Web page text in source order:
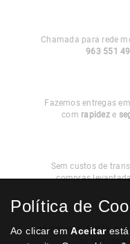
Chamada para rede
963 551
Fazemos entregas
com rapideze
Sem custos de
compras
Modos de
Multibanco, cartão de
ou
Política de
Ao clicar emAceitarestá